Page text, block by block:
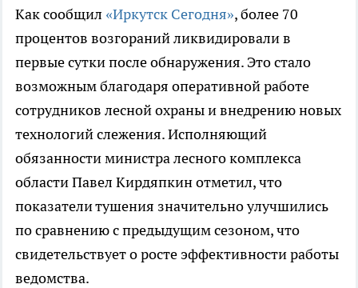
Как сообщил «Иркутск Сегодня», более 70
процентов возгораний ликвидировали в
первые сутки после обнаружения. Это стало
возможным благодаря оперативной работе
сотрудников лесной охраны и внедрению новых
технологий слежения. Исполняющий
обязанности министра лесного комплекса
области Павел Кирдяпкин отметил, что
показатели тушения значительно улучшились
по сравнению с предыдущим сезоном, что
свидетельствует о росте эффективности работы
ведомства.